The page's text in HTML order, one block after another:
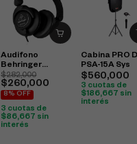
Audifono
Behringer
Hpx6000
$282,000
$260,000
8% OFF
3 cuotas de
$86,667 sin
interés
Cabina PRO
PSA-15A Sys
$560,000
3 cuotas de
$186,667 sin
interés